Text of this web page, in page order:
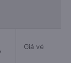
Giá vé